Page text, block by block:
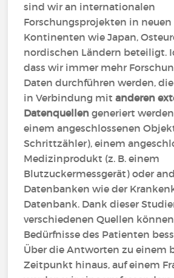
sind wir an internationalen
Forschungsprojekten in
Kontinenten wie Japan,
nordischen Ländern beteiligt.
dass wir immer mehr
Daten durchführen werden,
in Verbindung mitanderen
Datenquellen generiert
einem angeschlossenen
Schrittzähler), einem
Medizinprodukt (z. B. einem
Blutzuckermessgerät) oder
Datenbanken wie der
Datenbank. Dank dieser
verschiedenen Quellen
Bedürfnisse des Patienten
Über die Antworten zu einem
Zeitpunkt hinaus, auf einem